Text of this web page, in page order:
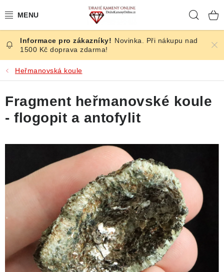
na
ČESKÉ KAMENY
ŠPERKY
KAMENY ZE SVĚTA
BROUŠENÉ
SLEVY
ÚČINKY
NALEZIŠTĚ
Novinka. Při nákupu nad
1500 Kč doprava zdarma!
Heřmanovská koule
Fragment heřmanovské koule
- flogopit a antofylit